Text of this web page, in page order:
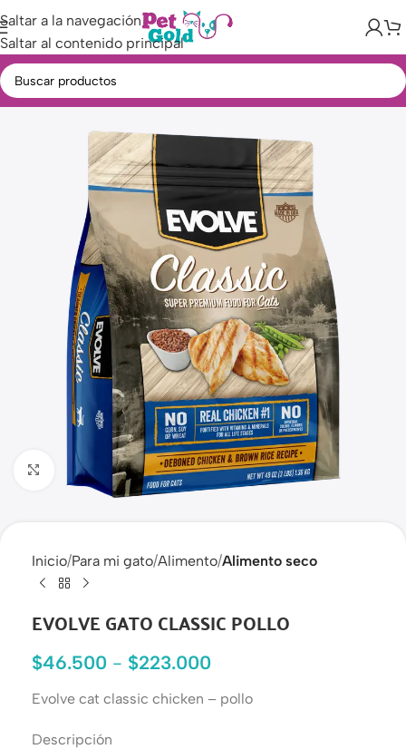
Saltar a la navegación
Saltar al contenido principal
Haga clic para ampliar
Inicio Para mi gato Alimento Alimento seco
EVOLVE GATO CLASSIC POLLO
$46.500 - $223.000
Evolve cat classic chicken – pollo
Descripción